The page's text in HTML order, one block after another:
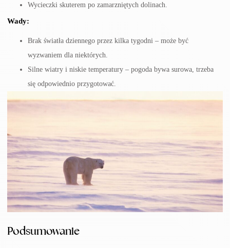
Wycieczki skuterem po zamarzniętych dolinach.
Wady:
Brak światła dziennego przez kilka tygodni – może być
wyzwaniem dla niektórych.
Silne wiatry i niskie temperatury – pogoda bywa surowa, trzeba
się odpowiednio przygotować.
Podsumowanie